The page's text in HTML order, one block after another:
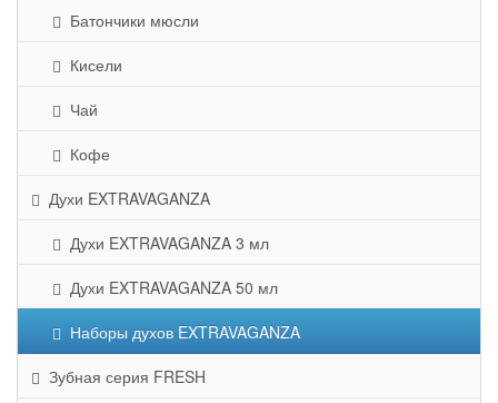
Батончики мюсли
Кисели
Чай
Кофе
Духи EXTRAVAGANZA
Духи EXTRAVAGANZA 3 мл
Духи EXTRAVAGANZA 50 мл
Наборы духов EXTRAVAGANZA
Зубная серия FRESH